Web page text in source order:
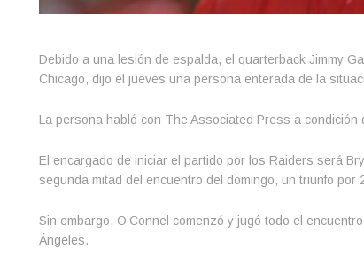
Debido a una lesión de espalda, el quarterback Jimmy
Chicago, dijo el jueves una persona enterada de la
La persona habló con The Associated Press a
El encargado de iniciar el partido por los Raiders será
segunda mitad del encuentro del domingo, un triunfo
Sin embargo, O’Connel comenzó y jugó todo el
Ángeles.